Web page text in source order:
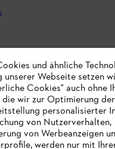
für Lieferunternehmen
und ähnliche
unserer Webseite setzen
Cookies" auch ohne
wir zur Optimierung der
personalisierter
von Nutzerverhalten,
von Werbeanzeigen
werden nur mit